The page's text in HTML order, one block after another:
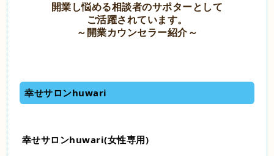
開業し悩める相談者のサポターとして
ご活躍されています。
～開業カウンセラー紹介～
幸せサロンhuwari
幸せサロンhuwari(女性専用)